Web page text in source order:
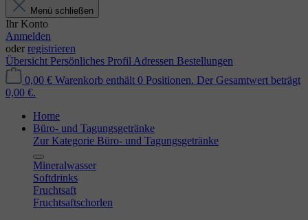
Menü schließen
Ihr Konto
Anmelden
oder registrieren
Übersicht Persönliches Profil Adressen Bestellungen
0,00 € Warenkorb enthält 0 Positionen. Der Gesamtwert beträgt
0,00 €.
Home
Büro- und Tagungsgetränke
Zur Kategorie Büro- und Tagungsgetränke
Mineralwasser
Softdrinks
Fruchtsaft
Fruchtsaftschorlen